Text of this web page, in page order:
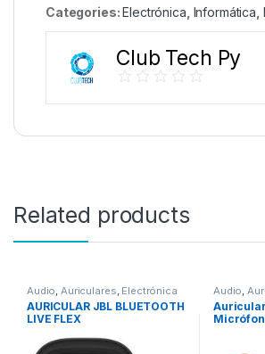
Categories:Electrónica Informática
Club Tech Py
Related products
Audio Auriculares Electrónica
AURICULAR JBL BLUETOOTH
LIVE FLEX
Audio